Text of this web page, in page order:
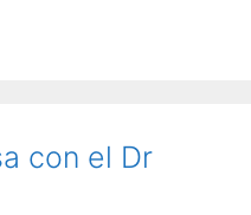
con el Dr